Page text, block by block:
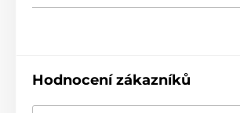
Hodnocení zákazníků